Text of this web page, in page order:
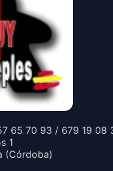
65 70 93 / 679 19 08
1
(Córdoba)